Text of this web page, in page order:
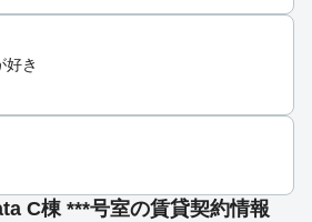
好き
C棟 ***号室の賃貸契約情報